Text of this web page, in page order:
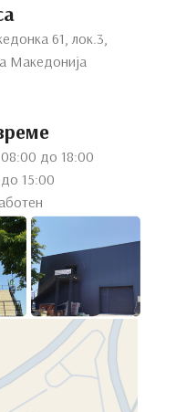
61, лок.3,
Македонија
до 18:00
15:00
Maya Honey